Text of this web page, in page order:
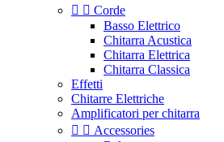
  Corde
Basso Elettrico
Chitarra Acustica
Chitarra Elettrica
Chitarra Classica
Effetti
Chitarre Elettriche
Amplificatori per chitarra
  Accessories